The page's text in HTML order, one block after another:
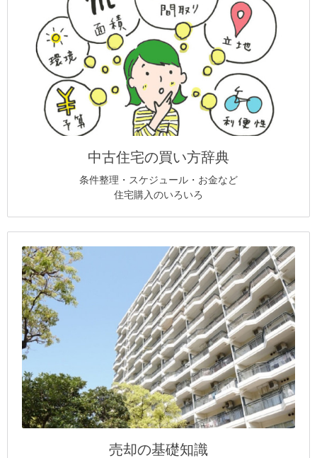
中古住宅の買い方辞典
条件整理・スケジュール・お金など
住宅購入のいろいろ
売却の基礎知識